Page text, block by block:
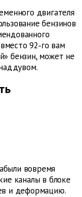
двигателя
бензинов
92‑го вам
бензин, может не
вовремя
каналы в блоке
и деформацию.